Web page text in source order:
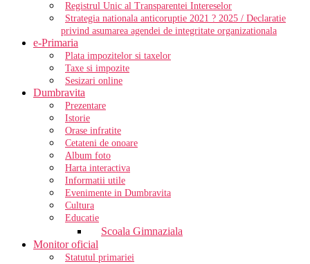
Registrul Unic al Transparentei Intereselor
Strategia nationala anticoruptie 2021 ? 2025 / Declaratie
privind asumarea agendei de integritate organizationala
e-Primaria
Plata impozitelor si taxelor
Taxe si impozite
Sesizari online
Dumbravita
Prezentare
Istorie
Orase infratite
Cetateni de onoare
Album foto
Harta interactiva
Informatii utile
Evenimente in Dumbravita
Cultura
Educatie
Scoala Gimnaziala
Monitor oficial
Statutul primariei